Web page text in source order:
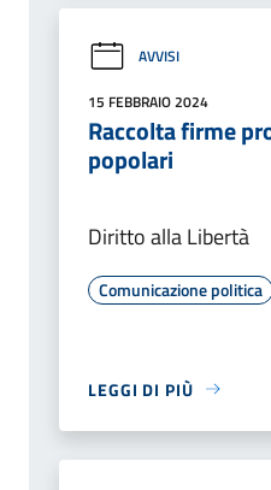
AVVISI
15 FEBBRAIO 2024
Raccolta firme
popolari
Diritto alla Libertà
Comunicazione politica
LEGGI DI PIÙ